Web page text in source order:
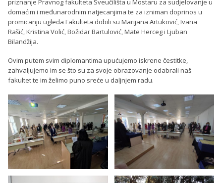
priznanje Pravnog fakulteta Sveučilišta u Mostaru za sudjelovanje u
domaćim i međunarodnim natjecanjima te za izniman doprinos u
promicanju ugleda Fakulteta dobili su Marijana Artuković, Ivana
Rašić, Kristina Volić, Božidar Bartulović, Mate Herceg i Ljuban
Bilandžija.
Ovim putem svim diplomantima upućujemo iskrene čestitke,
zahvaljujemo im se što su za svoje obrazovanje odabrali naš
fakultet te im želimo puno sreće u daljnjem radu.